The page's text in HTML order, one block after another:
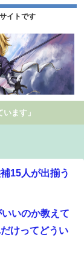
イトです
ます」
15人が出揃う
いのか教えて
けってどうい